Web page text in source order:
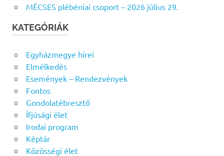
MÉCSES plébéniai csoport – 2026 július 29.
KATEGÓRIÁK
Egyházmegye hírei
Elmélkedés
Események – Rendezvények
Fontos
Gondolatébresztő
Ífjúsági élet
Irodai program
Képtár
Közösségi élet